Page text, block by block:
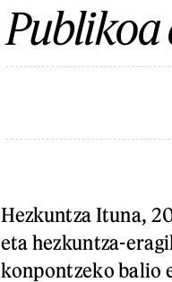
Publikoa
Hezkuntza Ituna,
eta hezkuntza-
konpontzeko balio